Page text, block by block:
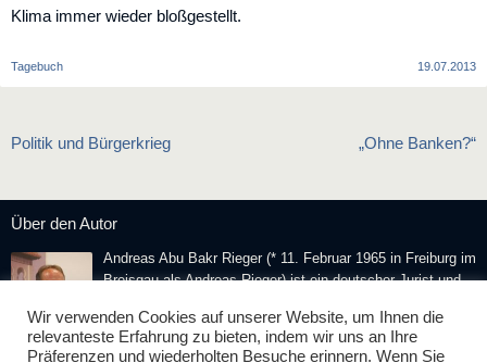
Klima immer wieder bloßgestellt.
Tagebuch 19.07.2013
Beitragsnavigation
Politik und Bürgerkrieg „Ohne Banken?“
Über den Autor
Andreas Abu Bakr Rieger (* 11. Februar 1965 in Freiburg im
Breisgau als Andreas Rieger) ist ein deutscher Jurist und
Mitbegründer derEuropean Muslim Union.
Wir verwenden Cookies auf unserer Website, um Ihnen die
relevanteste Erfahrung zu bieten, indem wir uns an Ihre
Präferenzen und wiederholten Besuche erinnern. Wenn Sie